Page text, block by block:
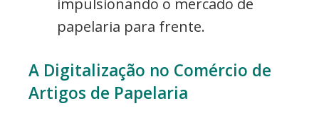
papelaria para frente.
A Digitalização no Comércio de
Artigos de Papelaria